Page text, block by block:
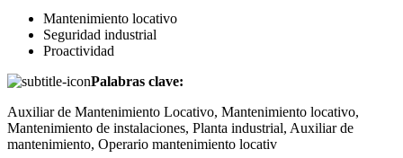
Mantenimiento locativo
Seguridad industrial
Proactividad
Palabras clave:
Auxiliar de Mantenimiento Locativo, Mantenimiento locativo,
Mantenimiento de instalaciones, Planta industrial, Auxiliar de
mantenimiento, Operario mantenimiento locativ